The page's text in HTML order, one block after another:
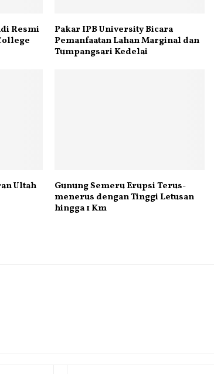
Resmi
Pakar IPB University Bicara
Pemanfaatan Lahan Marginal dan
Tumpangsari Kedelai
Ultah
Gunung Semeru Erupsi Terus-
menerus dengan Tinggi Letusan
hingga 1 Km